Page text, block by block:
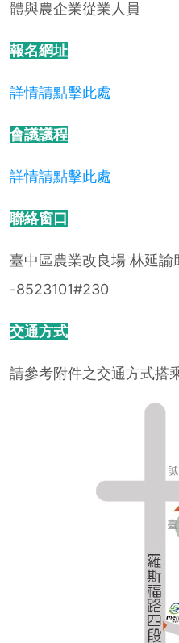
體與農企業從業人員
報名網址
詳情請點擊此處
會議議程
詳情請點擊此處
聯絡窗口
臺中區農業改良場 林延
-8523101#230
交通方式
請參考附件之交通方式搭